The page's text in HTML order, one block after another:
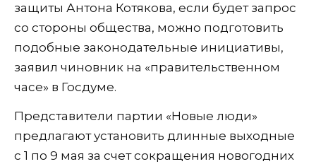
защиты Антона Котякова, если будет запрос
со стороны общества, можно подготовить
подобные законодательные инициативы,
заявил чиновник на «правительственном
часе» в Госдуме.
Представители партии «Новые люди»
предлагают установить длинные выходные
с 1 по 9 мая за счет сокращения новогодних